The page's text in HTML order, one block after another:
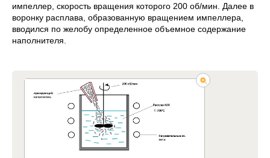
импеллер, скорость вращения которого 200 об/мин. Далее в
воронку расплава, образованную вращением импеллера,
вводился по желобу определенное объемное содержание
наполнителя.